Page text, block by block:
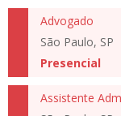
Advogado
São Paulo, SP
Presencial
Assistente